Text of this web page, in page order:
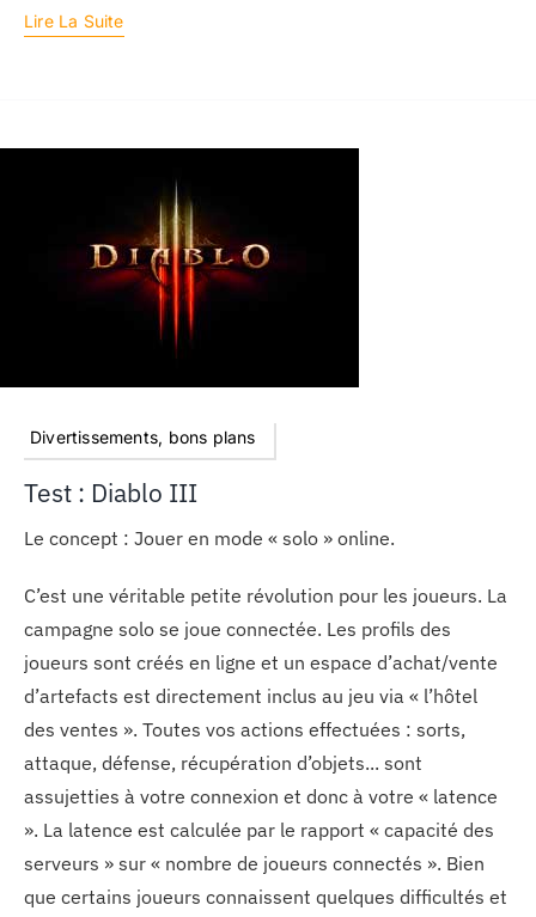
Lire La Suite
Divertissements, bons plans
Test : Diablo III
Le concept : Jouer en mode « solo » online.
C’est une véritable petite révolution pour les joueurs. La
campagne solo se joue connectée. Les profils des
joueurs sont créés en ligne et un espace d’achat/vente
d’artefacts est directement inclus au jeu via « l’hôtel
des ventes ». Toutes vos actions effectuées : sorts,
attaque, défense, récupération d’objets... sont
assujetties à votre connexion et donc à votre « latence
». La latence est calculée par le rapport « capacité des
serveurs » sur « nombre de joueurs connectés ». Bien
que certains joueurs connaissent quelques difficultés et